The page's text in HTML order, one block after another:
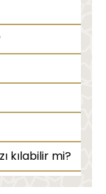
kılabilir mi?